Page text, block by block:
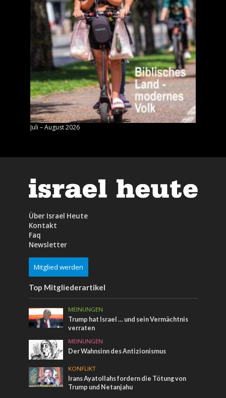
Juli – August 2026
Über Israel Heute
Kontakt
Faq
Newsletter
Mitglied werden
Top Mitgliederartikel
MEINUNGEN
Trump hat Israel … und sein Vermächtnis
verraten
MEINUNGEN
Der Wahnsinn des Antizionismus
KONFLIKT
Irans Ayatollahs fordern die Tötung von
Trump und Netanjahu